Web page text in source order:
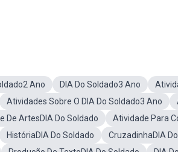
Ano DIA Do Soldado3 Ano
Atividades Sobre O DIA Do Soldado3 Ano
De ArtesDIA Do Soldado
Atividade Para
HistóriaDIA Do Soldado CruzadinhaDIA